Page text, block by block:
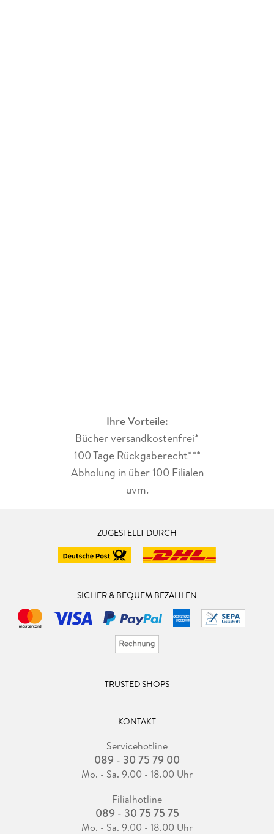
Ihre Vorteile:
Bücher versandkostenfrei*
100 Tage Rückgaberecht***
Abholung in über 100 Filialen
uvm.
ZUGESTELLT DURCH
SICHER & BEQUEM BEZAHLEN
TRUSTED SHOPS
KONTAKT
Servicehotline
089 - 30 75 79 00
Mo. - Sa. 9.00 - 18.00 Uhr
Filialhotline
089 - 30 75 75 75
Mo. - Sa. 9.00 - 18.00 Uhr